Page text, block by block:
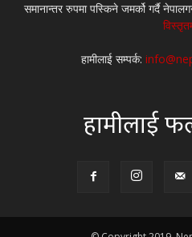
समानान्तर रुपमा पस्किने जमर्को गर्दै
हामीलाई सम्पर्क:
हामीलाई